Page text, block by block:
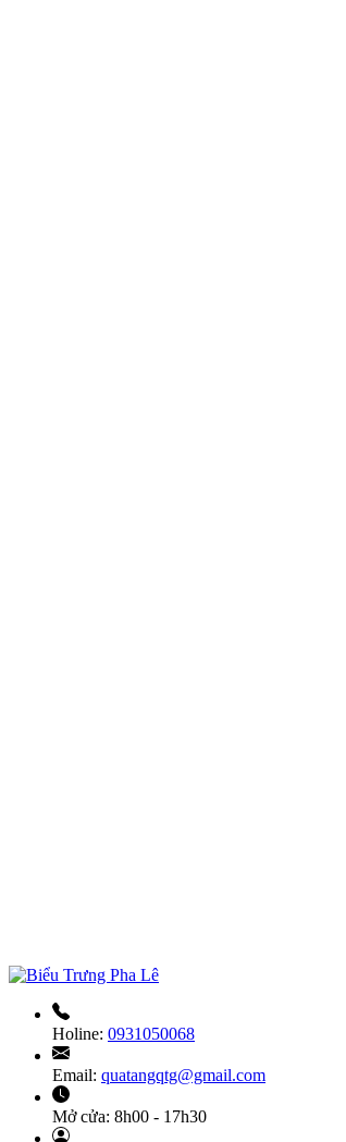
Holine: 0931050068
Email: quatangqtg@gmail.com
Mở cửa: 8h00 - 17h30